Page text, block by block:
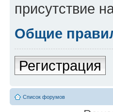
присутствие
Общие
Регистрация
Список форумов